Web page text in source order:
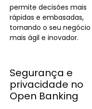
permite decisões mais
rápidas e embasadas,
tornando o seu negócio
mais ágil e inovador.
Segurança e
privacidade no
Open Banking